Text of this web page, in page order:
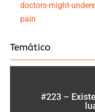
doctors-might-
pain
Temático
#223 –